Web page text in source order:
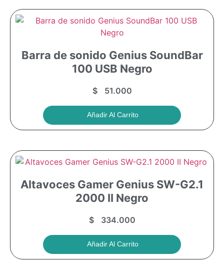
Barra de sonido Genius SoundBar
100 USB Negro
$51.000
Añadir Al Carrito
Altavoces Gamer Genius SW-G2.1
2000 II Negro
$334.000
Añadir Al Carrito